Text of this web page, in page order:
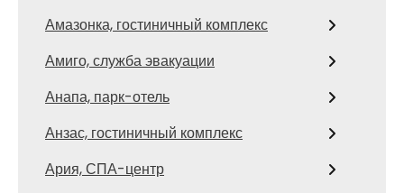
Амазонка, гостиничный комплекс
Амиго, служба эвакуации
Анапа, парк-отель
Анзас, гостиничный комплекс
Ария, СПА-центр